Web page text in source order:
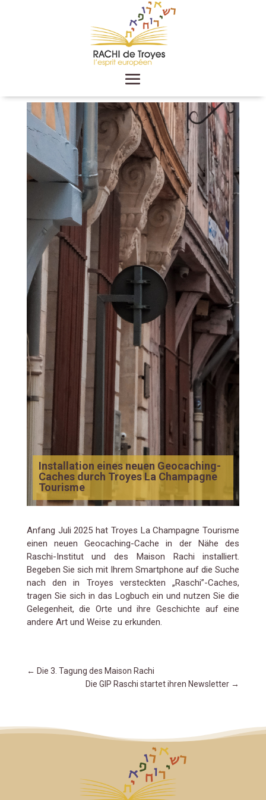
Installation eines neuen Geocaching-
Caches durch Troyes La Champagne
Tourisme
Anfang Juli 2025 hat Troyes La Champagne Tourisme
einen neuen Geocaching-Cache in der Nähe des
Raschi-Institut und des Maison Rachi installiert.
Begeben Sie sich mit Ihrem Smartphone auf die Suche
nach den in Troyes versteckten „Raschi”-Caches,
tragen Sie sich in das Logbuch ein und nutzen Sie die
Gelegenheit, die Orte und ihre Geschichte auf eine
andere Art und Weise zu erkunden.
← Die 3. Tagung des Maison Rachi
Die GIP Raschi startet ihren Newsletter →